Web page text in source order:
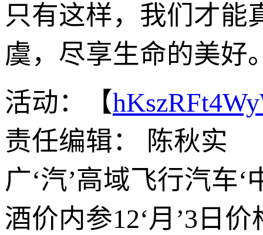
只有这样，我们才能
虞，尽享生命的美好
活动：【
责任编辑： 陈秋实
广‘汽’高域飞行汽车
酒价内参12‘月’3日